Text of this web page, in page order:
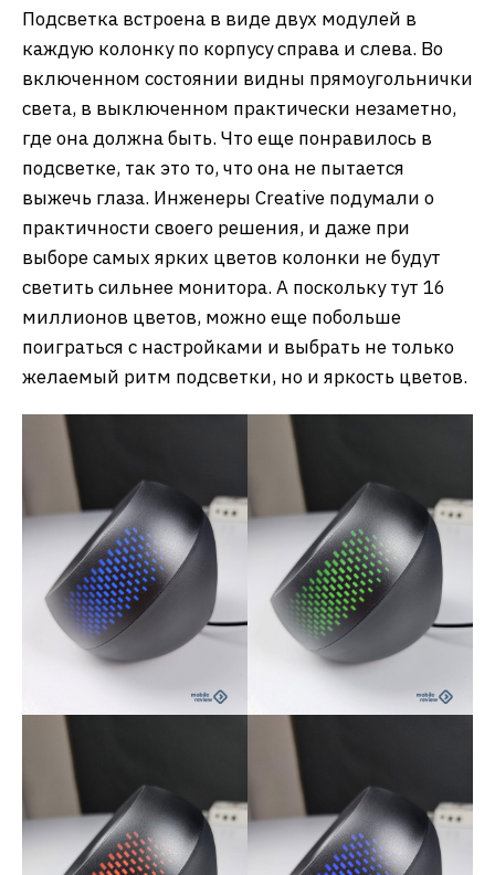
Подсветка встроена в виде двух модулей в
каждую колонку по корпусу справа и слева. Во
включенном состоянии видны прямоугольнички
света, в выключенном практически незаметно,
где она должна быть. Что еще понравилось в
подсветке, так это то, что она не пытается
выжечь глаза. Инженеры Creative подумали о
практичности своего решения, и даже при
выборе самых ярких цветов колонки не будут
светить сильнее монитора. А поскольку тут 16
миллионов цветов, можно еще побольше
поиграться с настройками и выбрать не только
желаемый ритм подсветки, но и яркость цветов.